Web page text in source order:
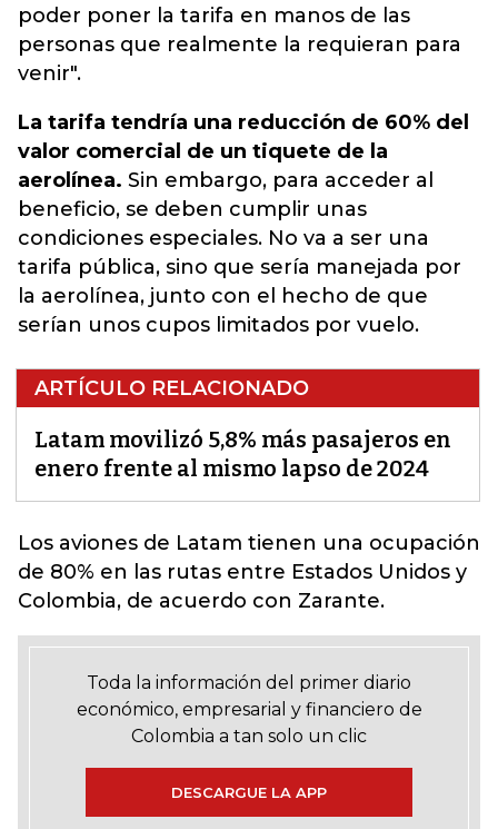
poder poner la tarifa en manos de las
personas que realmente la requieran para
venir".
La tarifa tendría una reducción de 60% del
valor comercial de un tiquete de la
aerolínea. Sin embargo, para acceder al
beneficio, se deben cumplir unas
condiciones especiales. No va a ser una
tarifa pública, sino que sería manejada por
la aerolínea, junto con el hecho de que
serían unos cupos limitados por vuelo.
ARTÍCULO RELACIONADO
Latam movilizó 5,8% más pasajeros en
enero frente al mismo lapso de 2024
Los aviones de Latam tienen una ocupación
de 80% en las rutas entre Estados Unidos y
Colombia, de acuerdo con Zarante.
Toda la información del primer diario
económico, empresarial y financiero de
Colombia a tan solo un clic
DESCARGUE LA APP